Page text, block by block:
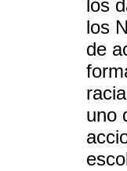
los
los
de
uno